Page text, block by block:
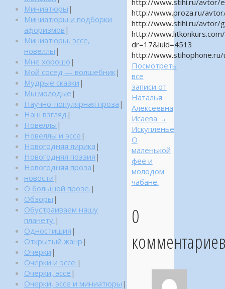
http://www.proza.ru/
http://www.stihi.ru/avtor/
http://
dr=17&luid=4513
http://
Посмотреть
все
записи от
Наталья
Алексеевна
Исаева →
Искупленье
О
маленькой
фее и
молодом
чабане.
0
Миниатюры |
Миниатюры и подборки
афоризмов |
Миниатюры, эссе,
новеллы |
Мне хорошо |
Мой сосед — волшебник|
Мудрые сказки |
Мы молодые |
Научно-популярная проза |
Наш взгляд |
Новеллы |
Новеллы и эссе |
Новогодняя лирика |
Новогодняя поэзия |
Новогодняя проза |
новости |
О большой прозе. |
Обзоры |
Обустраиваем нашу
планету. |
Одностишия |
Открытый жанр |
Очерки |
Очерки и эссе. |
Очерки, эссе |
Очерки, эссе и миниатюры |